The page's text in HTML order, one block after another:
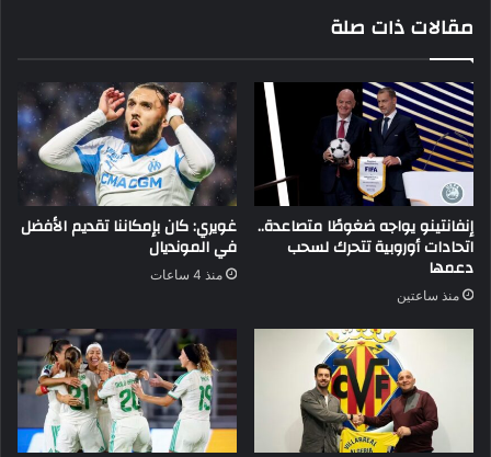
مقالات ذات صلة
إنفانتينو يواجه ضغوطًا متصاعدة..
اتحادات أوروبية تتحرك لسحب
دعمها
منذ ساعتين
غويري: كان بإمكاننا تقديم الأفضل
في المونديال
منذ 4 ساعات